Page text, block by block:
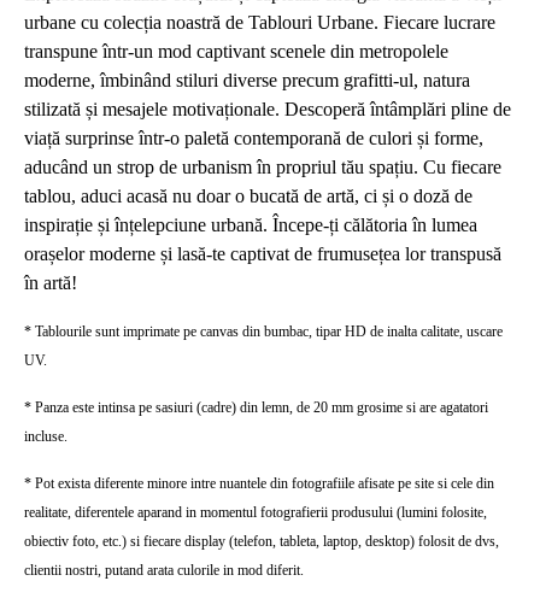
urbane cu colecția noastră de Tablouri Urbane. Fiecare lucrare
transpune într-un mod captivant scenele din metropolele
moderne, îmbinând stiluri diverse precum grafitti-ul, natura
stilizată și mesajele motivaționale. Descoperă întâmplări pline de
viață surprinse într-o paletă contemporană de culori și forme,
aducând un strop de urbanism în propriul tău spațiu. Cu fiecare
tablou, aduci acasă nu doar o bucată de artă, ci și o doză de
inspirație și înțelepciune urbană. Începe-ți călătoria în lumea
orașelor moderne și lasă-te captivat de frumusețea lor transpusă
în artă!
* Tablourile sunt imprimate pe canvas din bumbac, tipar HD de inalta calitate, uscare
UV.
* Panza este intinsa pe sasiuri (cadre) din lemn, de 20 mm grosime si are agatatori
incluse.
* Pot exista diferente minore intre nuantele din fotografiile afisate pe site si cele din
realitate, diferentele aparand in momentul fotografierii produsului (lumini folosite,
obiectiv foto, etc.) si fiecare display (telefon, tableta, laptop, desktop) folosit de dvs,
clientii nostri, putand arata culorile in mod diferit.